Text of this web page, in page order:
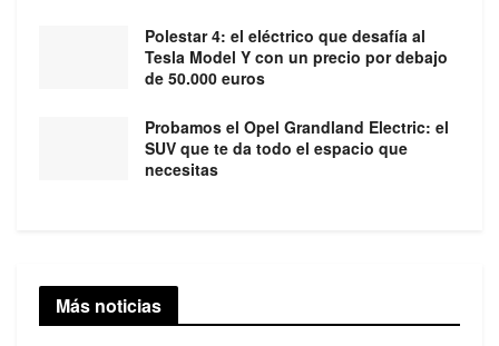
Polestar 4: el eléctrico que desafía al
Tesla Model Y con un precio por debajo
de 50.000 euros
Probamos el Opel Grandland Electric: el
SUV que te da todo el espacio que
necesitas
Más noticias